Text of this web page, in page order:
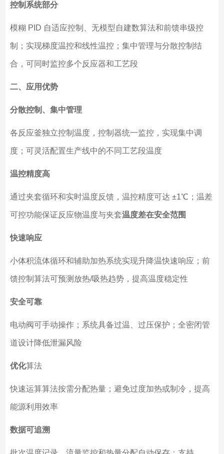
控制系统部分
模糊 PID 自适应控制、无模型自建数算法和前馈串级控
制；实现梯度温控和线性温控；集中管理与分散控制结
合，可同时监控多个反应器和工艺段
二、应用优势
分散控制、集中管理
各反应釜独立控制温度，控制器统一监控，实现集中调
度；可灵活配置生产线中的不同工艺段温度
温控精度高
通过夹套循环和实时温度反馈，温控精度可达 ±1℃；温差
可控功能保证反应物温度与夹套温度差在安全范围
快速响应
小体积流体循环和辅助加热系统实现升降温快速响应；前
馈控制算法可预测放热/吸热趋势，提高温度稳定性
安全可靠
电动阀可手动操作；系统具备过温、过压保护；全密闭管
道设计降低泄漏风险
优化算法
快速运算算法按需分配热量；避免过度加热或制冷，提高
能源利用效率
数据可追溯